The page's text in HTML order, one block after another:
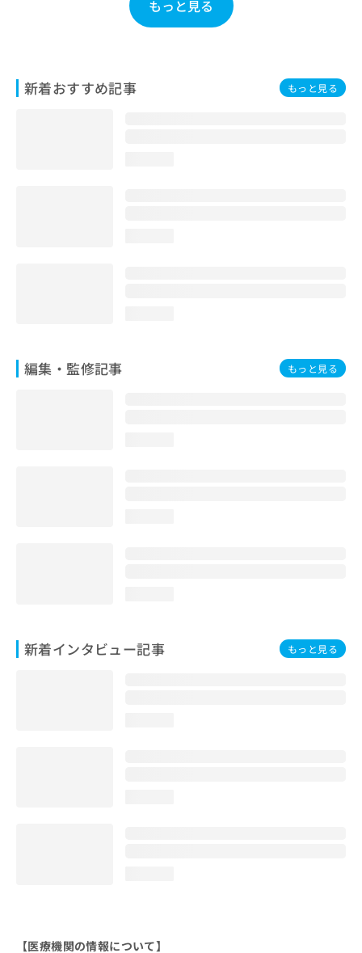
もっと見る
新着おすすめ記事 もっと見る
編集・監修記事 もっと見る
新着インタビュー記事 もっと見る
せ
【医療機関の情報について】